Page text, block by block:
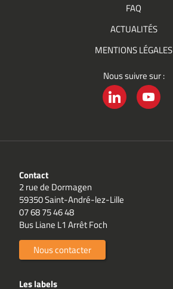
FAQ
ACTUALITÉS
MENTIONS LÉGALES
Nous suivre sur :
Contact
2 rue de Dormagen
59350 Saint-André-lez-Lille
07 68 75 46 48
Bus Liane L1 Arrêt Foch
Nous contacter
Les labels